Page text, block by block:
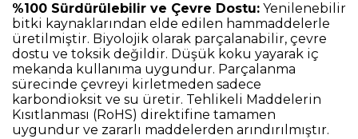
%100 Sürdürülebilir ve Çevre Dostu: Yenilenebilir
bitki kaynaklarından elde edilen hammaddelerle
üretilmiştir. Biyolojik olarak parçalanabilir, çevre
dostu ve toksik değildir. Düşük koku yayarak iç
mekanda kullanıma uygundur. Parçalanma
sürecinde çevreyi kirletmeden sadece
karbondioksit ve su üretir. Tehlikeli Maddelerin
Kısıtlanması (RoHS) direktifine tamamen
uygundur ve zararlı maddelerden arındırılmıştır.